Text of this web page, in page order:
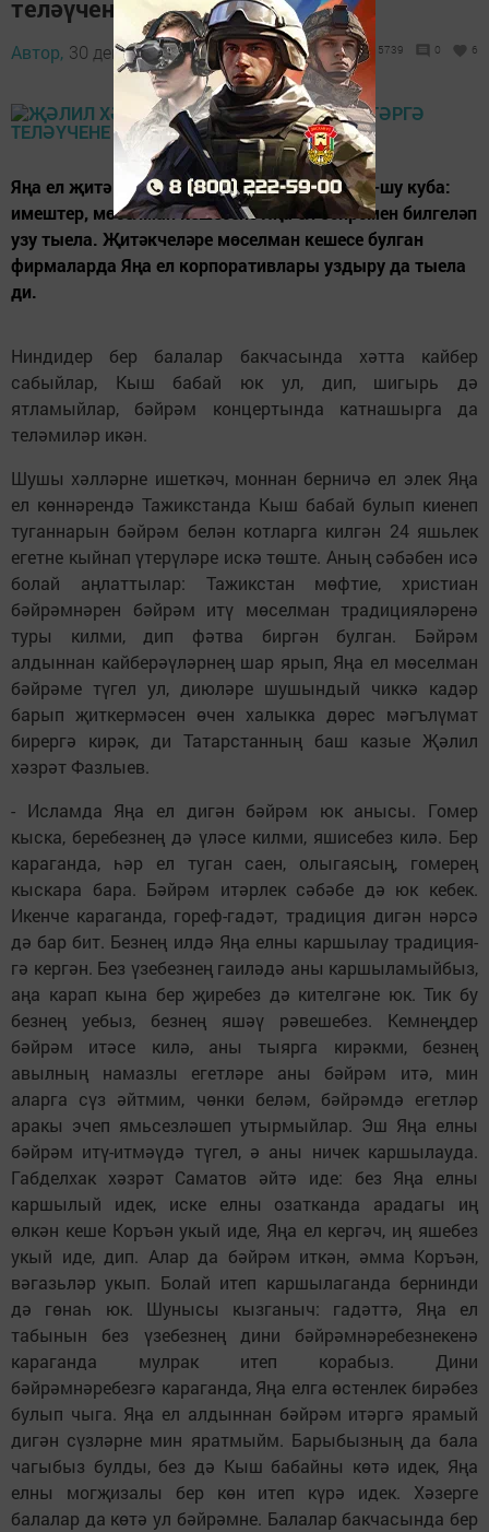
теләүчене тыярга кирәкми»
Автор, 30 декабрь 2019 - 15:41 5739 0 6
Яңа ел җитә башласа, халык арасында шау-шу куба:
имештер, мөселман кешесенә Яңа ел бәйрәмен билгеләп
узу тыела. Җитәкчеләре мө­селман кешесе булган
фирмаларда Яңа ел корпоративлары уздыру да тыела
ди.
Ниндидер бер балалар бакчасында хәтта кайбер
сабыйлар, Кыш бабай юк ул, дип, шигырь дә
ятламыйлар, бәйрәм концертында катнашырга да
теләмиләр икән.
Шушы хәлләрне ишеткәч, моннан берничә ел элек Яңа
ел көннәрендә Тажикстанда Кыш бабай булып киенеп
туганнарын бәйрәм белән котларга килгән 24 яшьлек
егетне кыйнап үтерүләре искә төште. Аның сәбәбен исә
болай аңлаттылар: Тажикстан мөфтие, христиан
бәйрәмнәрен бәйрәм итү мөселман традицияләренә
туры килми, дип фәтва биргән булган. Бәйрәм
алдыннан кайберәүләрнең шар ярып, Яңа ел мөселман
бәйрәме түгел ул, дию­ләре шушындый чиккә кадәр
барып җиткермәсен өчен халыкка дөрес мәгълүмат
бирергә кирәк, ди Татарстанның баш казые Җәлил
хәзрәт Фазлыев.
- Исламда Яңа ел дигән бәйрәм юк анысы. Гомер
кыска, беребезнең дә үләсе килми, яшисебез килә. Бер
караганда, һәр ел туган саен, олыгаясың, гомерең
кыскара бара. Бәйрәм итәрлек сәбәбе дә юк кебек.
Икенче караганда, гореф-гадәт, традиция дигән нәрсә
дә бар бит. Безнең илдә Яңа елны каршылау традиция­
гә кергән. Без үзебезнең гаиләдә аны каршыламыйбыз,
аңа карап кына бер җиребез дә кителгәне юк. Тик бу
безнең уебыз, безнең яшәү рәвешебез. Кемнеңдер
бәйрәм итәсе килә, аны тыярга кирәкми, безнең
авылның намазлы егетләре аны бәйрәм итә, мин
аларга сүз әйтмим, чөнки беләм, бәйрәмдә егетләр
аракы эчеп ямьсезләшеп утырмыйлар. Эш Яңа елны
бәйрәм итү-итмәүдә түгел, ә аны ничек каршылауда.
Габделхак хәзрәт Саматов әйтә иде: без Яңа елны
каршылый идек, иске елны озатканда арадагы иң
өлкән кеше Коръән укый иде, Яңа ел кергәч, иң яшебез
укый иде, дип. Алар да бәйрәм иткән, әмма Коръән,
вәгазьләр укып. Болай итеп каршылаганда бернинди
дә гөнаһ юк. Шунысы кызганыч: гадәттә, Яңа ел
табынын без үзебезнең дини бәйрәмнәребезнекенә
караганда мулрак итеп корабыз. Дини
бәйрәмнәребезгә караганда, Яңа елга өс­тенлек бирәбез
булып чыга. Яңа ел алдыннан бәйрәм итәргә ярамый
дигән сүзләрне мин яратмыйм. Барыбызның да бала
чагыбыз булды, без дә Кыш бабайны көтә идек, Яңа
елны могҗизалы бер көн итеп күрә идек. Хәзерге
балалар да көтә ул бәйрәмне. Балалар бакчасында бер